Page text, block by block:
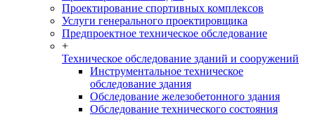
Проектирование спортивных комплексов
Услуги генерального проектировщика
Предпроектное техническое обследование
+
Техническое обследование зданий и сооружений
Инструментальное техническое
обследование здания
Обследование железобетонного здания
Обследование технического состояния